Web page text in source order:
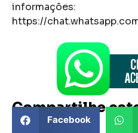
informações:
https://
Compartilhe
Facebook